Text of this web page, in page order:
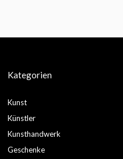
Kategorien
Kunst
Künstler
Kunsthandwerk
Geschenke